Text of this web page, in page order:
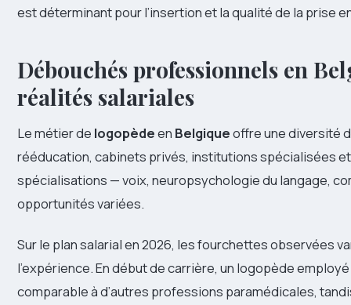
est déterminant pour l’insertion et la qualité de la prise
Débouchés professionnels en
réalités salariales
Le métier de logopèdeen Belgiqueoffre une diversité
rééducation, cabinets privés, institutions spécialisées
spécialisations — voix, neuropsychologie du langage,
opportunités variées.
Sur le plan salarial en 2026, les fourchettes observées
l’expérience. En début de carrière, un logopède
comparable à d’autres professions paramédicales,